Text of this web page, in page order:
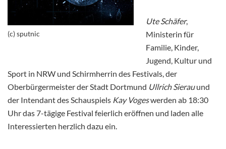
(c) sputnic
Ute Schäfer,
Ministerin für
Familie, Kinder,
Jugend, Kultur und
Sport in NRW und Schirmherrin des Festivals, der
Oberbürgermeister der Stadt Dortmund Ullrich Sierauund
der Intendant des Schauspiels Kay Vogeswerden ab 18:30
Uhr das 7-tägige Festival feierlich eröffnen und laden alle
Interessierten herzlich dazu ein.